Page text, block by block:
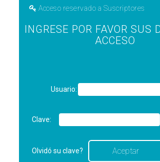
Acceso reservado a Suscriptores
INGRESE POR FAVOR SUS
ACCESO
Usuario:
Clave:
Olvidó su clave?